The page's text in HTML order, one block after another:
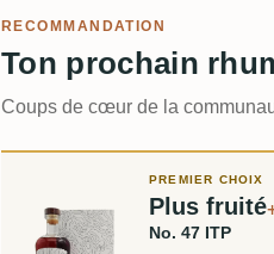
RECOMMANDATION
Ton prochain
Coups de cœur de la
PREMIER CHOIX
Plus fruité
No. 47 ITP